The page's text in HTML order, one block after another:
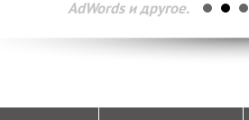
AdWords и другое.